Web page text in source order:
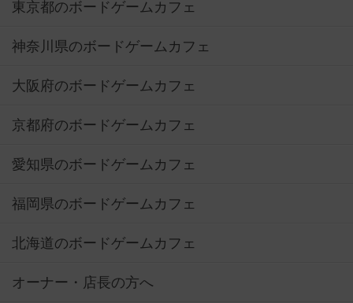
東京都のボードゲームカフェ
神奈川県のボードゲームカフェ
大阪府のボードゲームカフェ
京都府のボードゲームカフェ
愛知県のボードゲームカフェ
福岡県のボードゲームカフェ
北海道のボードゲームカフェ
オーナー・店長の方へ